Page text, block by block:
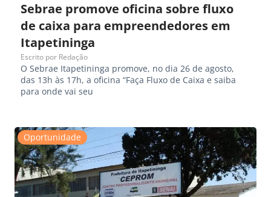
Sebrae promove oficina sobre fluxo
de caixa para empreendedores em
Itapetininga
Escrito por Redação
O Sebrae Itapetininga promove, no dia 26 de agosto,
das 13h às 17h, a oficina “Faça Fluxo de Caixa e saiba
para onde vai seu
Oportunidade